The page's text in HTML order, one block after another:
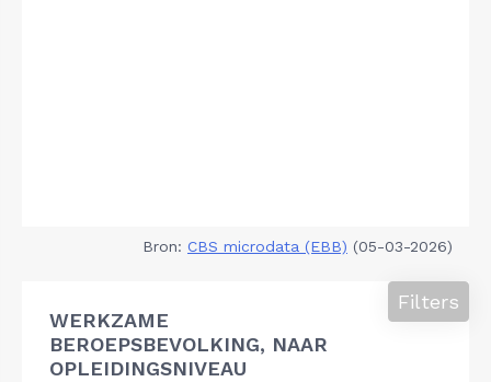
Bron: CBS microdata (EBB) (05-03-2026)
WERKZAME
BEROEPSBEVOLKING, NAAR
OPLEIDINGSNIVEAU
Filters